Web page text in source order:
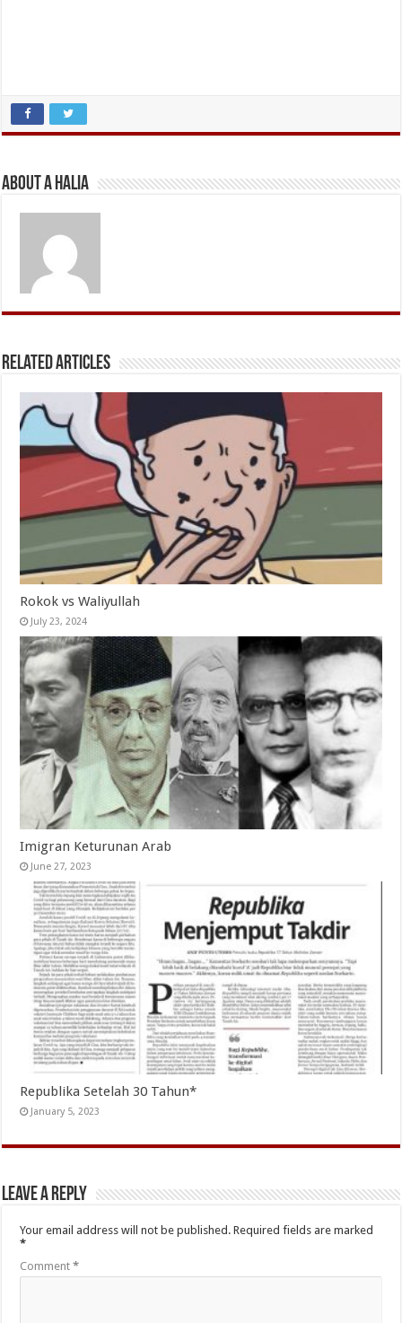
About A Halia
Related Articles
Rokok vs Waliyullah
July 23, 2024
Imigran Keturunan Arab
June 27, 2023
Republika Setelah 30 Tahun*
January 5, 2023
Leave a Reply
Your email address will not be published. Required fields are marked
*
Comment*